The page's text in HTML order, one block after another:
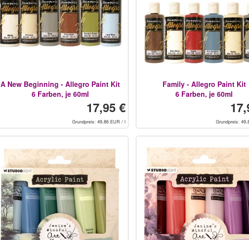
A New Beginning - Allegro Paint Kit
6 Farben, je 60ml
17,95 €
Grundpreis: 49,86 EUR / l
Family - Allegro Paint Kit
6 Farben, je 60ml
Grundpreis: